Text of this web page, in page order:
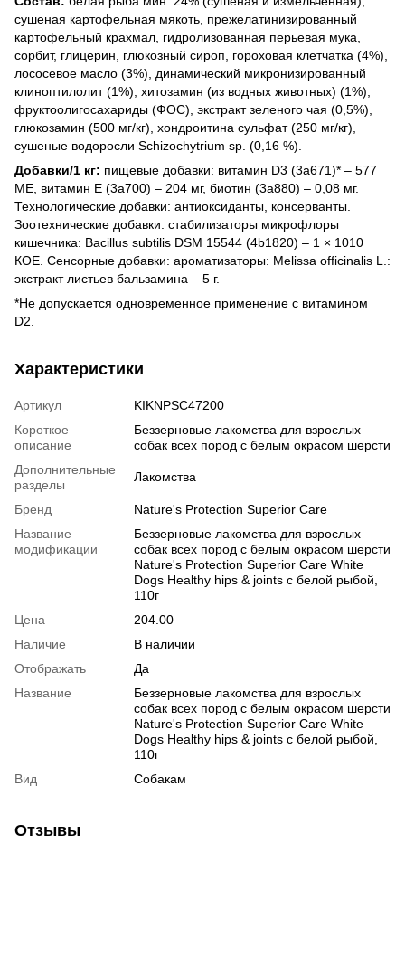
сушеная картофельная мякоть, прежелатинизированный
картофельный крахмал, гидролизованная перьевая мука,
сорбит, глицерин, глюкозный сироп, гороховая клетчатка (4%),
лососевое масло (3%), динамический микронизированный
клиноптилолит (1%), хитозамин (из водных животных) (1%),
фруктоолигосахариды (ФОС), экстракт зеленого чая (0,5%),
глюкозамин (500 мг/кг), хондроитина сульфат (250 мг/кг),
сушеные водоросли Schizochytrium sp. (0,16 %).
Добавки/1 кг: пищевые добавки: витамин D3 (3a671)* – 577
МЕ, витамин Е (3a700) – 204 мг, биотин (3a880) – 0,08 мг.
Технологические добавки: антиоксиданты, консерванты.
Зоотехнические добавки: стабилизаторы микрофлоры
кишечника: Bacillus subtilis DSM 15544 (4b1820) – 1 × 1010
КОЕ. Сенсорные добавки: ароматизаторы: Melissa officinalis L.:
экстракт листьев бальзамина – 5 г.
*Не допускается одновременное применение с витамином
D2.
Характеристики
Артикул
KIKNPSC47200
Короткое
описание
Беззерновые лакомства для взрослых
собак всех пород с белым окрасом шерсти
Дополнительные
разделы
Лакомства
Бренд
Nature's Protection Superior Care
Название
модификации
Беззерновые лакомства для взрослых
собак всех пород с белым окрасом шерсти
Nature's Protection Superior Care White
Dogs Healthy hips & joints с белой рыбой,
110г
Цена
204.00
Наличие
В наличии
Отображать
Да
Название
Беззерновые лакомства для взрослых
собак всех пород с белым окрасом шерсти
Nature's Protection Superior Care White
Dogs Healthy hips & joints с белой рыбой,
110г
Вид
Собакам
Отзывы